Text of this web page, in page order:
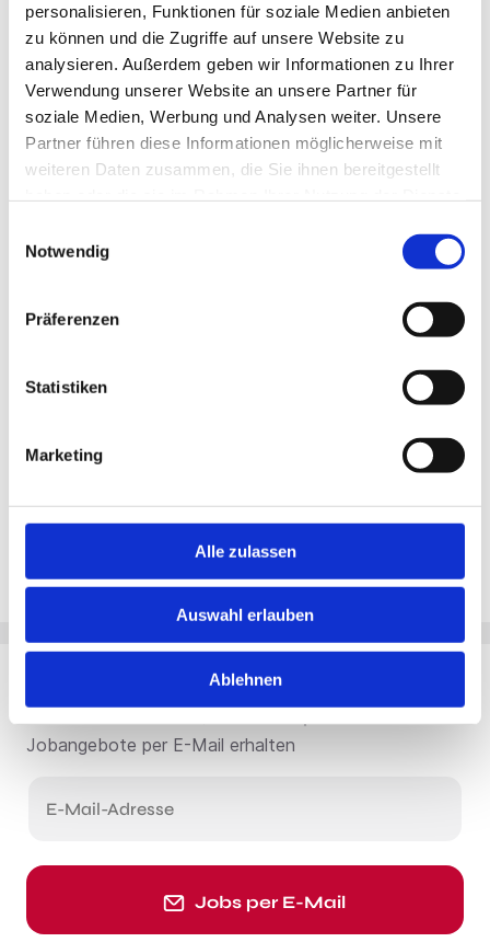
personalisieren, Funktionen für soziale Medien anbieten
zu können und die Zugriffe auf unsere Website zu
analysieren. Außerdem geben wir Informationen zu Ihrer
Verwendung unserer Website an unsere Partner für
soziale Medien, Werbung und Analysen weiter. Unsere
Partner führen diese Informationen möglicherweise mit
weiteren Daten zusammen, die Sie ihnen bereitgestellt
Notwendig
Präferenzen
Statistiken
Marketing
Alle zulassen
Auswahl erlauben
Ablehnen
Bewerbung & Rückfragen:Wir freuen uns auf Ihre
Bewerbung (Lebenslauf) und über Ihre Rückfragen:
Jetzt bewerben!.
Jetzt schnell bewerben
Standort:
Jobangebote per E-Mail erhalten
E-Mail-Adresse
Jobs per E-Mail